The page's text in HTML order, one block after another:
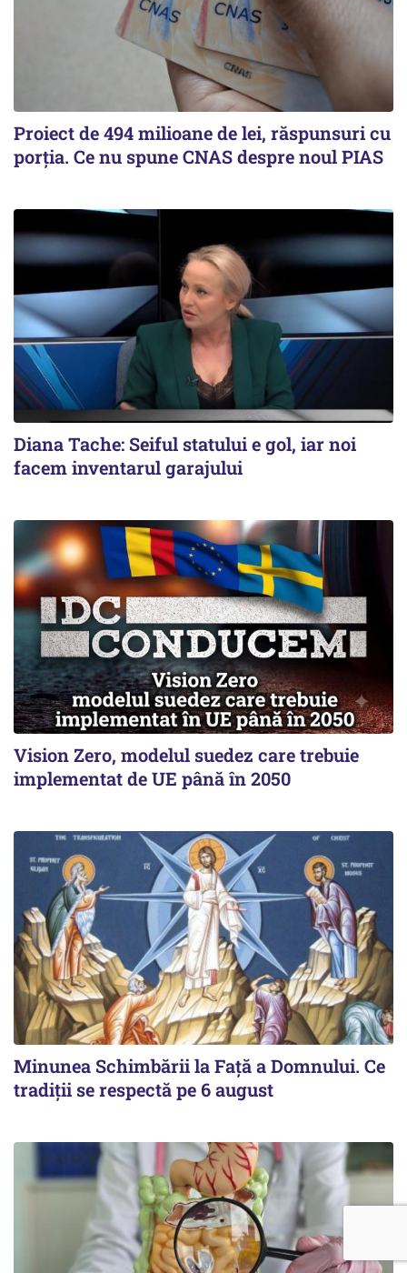
Proiect de 494 milioane de lei, răspunsuri cu
porția. Ce nu spune CNAS despre noul PIAS
Diana Tache: Seiful statului e gol, iar noi
facem inventarul garajului
Vision Zero, modelul suedez care trebuie
implementat de UE până în 2050
Minunea Schimbării la Față a Domnului. Ce
tradiții se respectă pe 6 august